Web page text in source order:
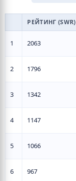
РЕЙТИНГ (SWR)
1 2063
2 1796
3 1342
4 1147
5 1066
6 967